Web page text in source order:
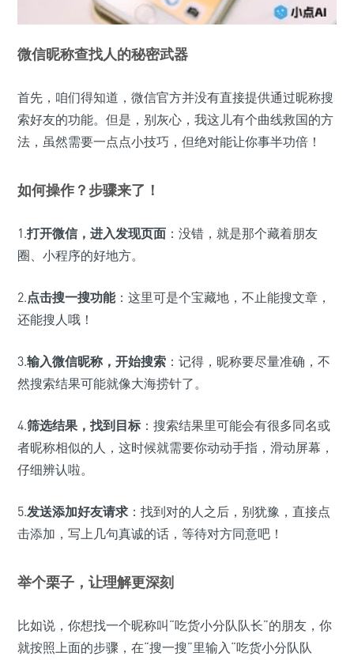
微信昵称查找人的秘密武器
首先，咱们得知道，微信官方并没有直接提供通过昵称搜
索好友的功能。但是，别灰心，我这儿有个曲线救国的方
法，虽然需要一点点小技巧，但绝对能让你事半功倍！
如何操作？步骤来了！
1.打开微信，进入发现页面 ：没错，就是那个藏着朋友
圈、小程序的好地方。
2.点击搜一搜功能：这里可是个宝藏地，不止能搜文章，
还能搜人哦！
3.输入微信昵称，开始搜索 ：记得，昵称要尽量准确，不
然搜索结果可能就像大海捞针了。
4.筛选结果，找到目标 ：搜索结果里可能会有很多同名或
者昵称相似的人，这时候就需要你动动手指，滑动屏幕，
仔细辨认啦。
5.发送添加好友请求 ：找到对的人之后，别犹豫，直接点
击添加，写上几句真诚的话，等待对方同意吧！
举个栗子，让理解更深刻
比如说，你想找一个昵称叫“吃货小分队队长”的朋友，你
就按照上面的步骤，在“搜一搜”里输入“吃货小分队队